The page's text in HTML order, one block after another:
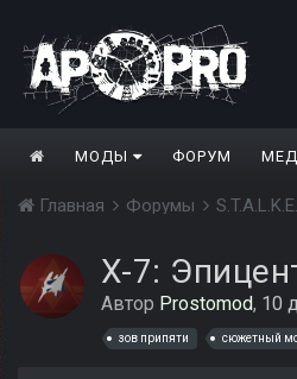
МОДЫ ФОРУМ
Главная Форумы
X-7:
Автор Prostomod, 10
зов припяти сюжетный